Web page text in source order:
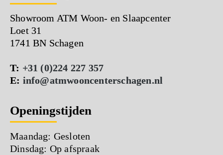
Showroom ATM Woon- en Slaapcenter
Loet 31
1741 BN Schagen
T: +31 (0)224 227 357
E: info@atmwooncenterschagen.nl
Openingstijden
Maandag: Gesloten
Dinsdag: Op afspraak